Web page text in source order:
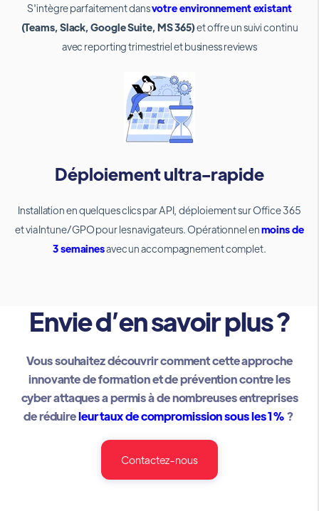
S'intègre parfaitement dansvotre environnement existant
(Teams, Slack, Google Suite, MS 365)et offre un suivi continu
avec reporting trimestriel et business reviews
Déploiement ultra-rapide
Installation en quelques clics par API, déploiement sur Office 365
et via Intune/GPO pour les navigateurs. Opérationnel enmoins de
3 semainesavec un accompagnement complet.
Envie d’en savoir plus ?
Vous souhaitez découvrir comment cette approche
innovante de formation et de prévention contre les
cyber attaques a permis à de nombreuses entreprises
de réduireleur taux de compromission sous les 1%?
Contactez-nous